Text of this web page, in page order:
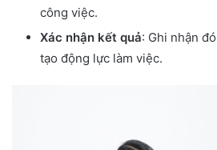
công việc.
Xác nhận kết quả: Ghi nhận
tạo động lực làm việc.